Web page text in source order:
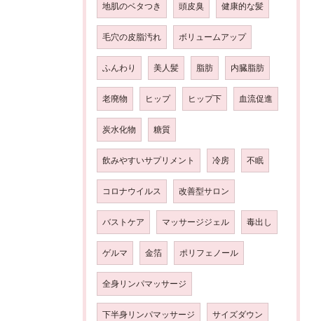
地肌のベタつき 頭皮臭 健康的な髪
毛穴の皮脂汚れ ボリュームアップ
ふんわり 美人髪 脂肪 内臓脂肪
老廃物 ヒップ ヒップ下 血流促進
炭水化物 糖質
飲みやすいサプリメント 冷房 不眠
コロナウイルス 改善型サロン
バストケア マッサージジェル 毒出し
ゲルマ 金箔 ポリフェノール
全身リンパマッサージ
下半身リンパマッサージ サイズダウン